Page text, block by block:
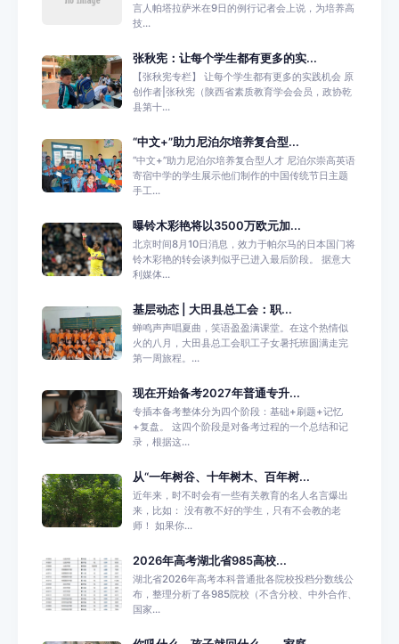
言人帕塔拉萨米在9日的例行记者会上说，为培养高
技...
张秋宪：让每个学生都有更多的实...
【张秋宪专栏】 让每个学生都有更多的实践机会 原
创作者|张秋宪（陕西省素质教育学会会员，政协乾
县第十...
“中文+”助力尼泊尔培养复合型...
“中文+”助力尼泊尔培养复合型人才 尼泊尔崇高英语
寄宿中学的学生展示他们制作的中国传统节日主题
手工...
曝铃木彩艳将以3500万欧元加...
北京时间8月10日消息，效力于帕尔马的日本国门将
铃木彩艳的转会谈判似乎已进入最后阶段。 据意大
利媒体...
基层动态 | 大田县总工会：职...
蝉鸣声声唱夏曲，笑语盈盈满课堂。在这个热情似
火的八月，大田县总工会职工子女暑托班圆满走完
第一周旅程。...
现在开始备考2027年普通专升...
专插本备考整体分为四个阶段：基础+刷题+记忆
+复盘。 这四个阶段是对备考过程的一个总结和记
录，根据这...
从“一年树谷、十年树木、百年树...
近年来，时不时会有一些有关教育的名人名言爆出
来，比如： 没有教不好的学生，只有不会教的老
师！ 如果你...
2026年高考湖北省985高校...
湖北省2026年高考本科普通批各院校投档分数线公
布，整理分析了各985院校（不含分校、中外合作、
国家...